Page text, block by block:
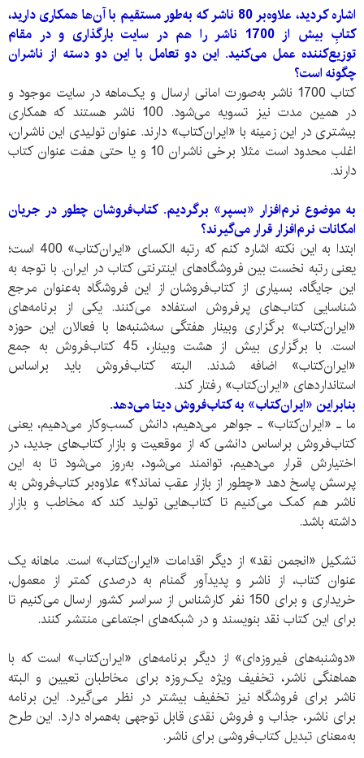
اشاره کردید، علاوه‌بر 80 ناشر که به‌طور مستقیم با آن‌ها همکاری دارید،
کتابِ بیش از 1700 ناشر را هم در سایت بارگذاری و در مقام
توزیع‌کننده عمل می‌کنید. این دو تعامل با این دو دسته از ناشران
چگونه است؟
کتاب 1700 ناشر به‌صورت امانی ارسال و یک‌ماهه در سایت موجود و
در همین مدت نیز تسویه می‌شود. 100 ناشر هستند که همکاری
بیشتری در این زمینه با «ایران‌کتاب» دارند. عنوان تولیدی این ناشران،
اغلب محدود است مثلا برخی ناشران 10 و یا حتی هفت عنوان کتاب
دارند.
به موضوع نرم‌‌افزار «بسپر» برگردیم. کتاب‌فروشان چطور در جریان
امکانات نرم‌افزار قرار می‌گیرند؟
ابتدا به این نکته اشاره کنم که رتبه الکسای «ایران‌کتاب» 400 است؛
یعنی رتبه نخست بین فروشگاه‌های اینترنتی کتاب در ایران. با توجه به
این جایگاه، بسیاری از کتاب‌فروشان از این فروشگاه به‌عنوان مرجع
شناسایی کتاب‌های پرفروش استفاده می‌کنند. یکی از برنامه‌های
«ایران‌کتاب» برگزاری وبینار هفتگی سه‌شنبه‌ها با فعالان این حوزه
است. با برگزاری بیش از هشت وبینار، 45 کتاب‌‌فروش به جمع
«ایران‌کتاب» اضافه شدند. البته کتاب‌‌فروش باید براساس
استانداردهای «ایران‌کتاب» رفتار کند.
بنابراین «ایران‌کتاب» به کتاب‌فروش دیتا می‌دهد.
ما ـ «ایران‌کتاب» ـ جواهر می‌دهیم، دانش کسب‌و‌کار می‌دهیم، یعنی
کتاب‌فروش براساس دانشی که از موقعیت و بازار کتاب‌های جدید، در
اختیارش قرار می‌دهیم، توانمند می‌شود، به‌روز می‌شود تا به این
پرسش پاسخ دهد «چطور از بازار عقب نماند؟» علاوه‌بر کتاب‌فروش به
ناشر هم کمک می‌کنیم تا کتاب‌هایی تولید کند که مخاطب و بازار
داشته باشد.
تشکیل «انجمن نقد» از دیگر اقدامات «ایران‌کتاب» است. ماهانه یک
عنوان کتاب، از ناشر و پدیدآور گمنام به درصدی کمتر از معمول،
خریداری و برای 150 نفر کارشناس از سراسر کشور ارسال می‌کنیم تا
برای این کتاب نقد بنویسند و در شبکه‌های اجتماعی منتشر کنند.
«دوشنبه‌های فیروزه‌ای» از دیگر برنامه‌های «ایران‌کتاب» است که با
هماهنگی ناشر، تخفیف ویژه یک‌‌‌روزه برای مخاطبان تعیین و البته
ناشر برای فروشگاه نیز تخفیف بیشتر در نظر می‌گیرد. این برنامه
برای ناشر، جذاب و فروش نقدی قابل توجهی به‌همراه دارد. این طرح
به‌معنای تبدیل کتاب‌فروشی برای ناشر.